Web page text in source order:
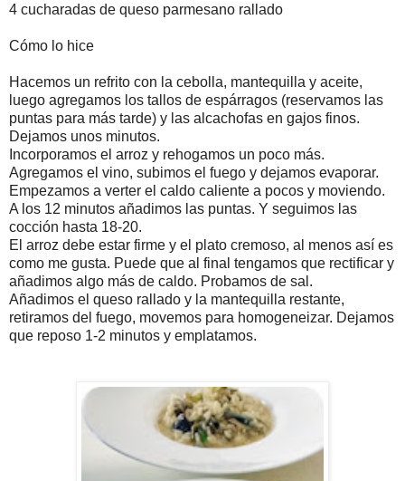
4 cucharadas de queso parmesano rallado
Cómo lo hice
Hacemos un refrito con la cebolla, mantequilla y aceite,
luego agregamos los tallos de espárragos (reservamos las
puntas para más tarde) y las alcachofas en gajos finos.
Dejamos unos minutos.
Incorporamos el arroz y rehogamos un poco más.
Agregamos el vino, subimos el fuego y dejamos evaporar.
Empezamos a verter el caldo caliente a pocos y moviendo.
A los 12 minutos añadimos las puntas. Y seguimos las
cocción hasta 18-20.
El arroz debe estar firme y el plato cremoso, al menos así es
como me gusta. Puede que al final tengamos que rectificar y
añadimos algo más de caldo. Probamos de sal.
Añadimos el queso rallado y la mantequilla restante,
retiramos del fuego, movemos para homogeneizar. Dejamos
que reposo 1-2 minutos y emplatamos.